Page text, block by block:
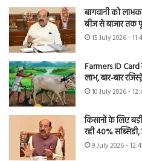
बागवानी को
बीज से बाजार तक
15 July 2026 -
Farmers ID Card
लाभ, बार-बार
10 July 2026 -
किसानों के लिए
रही 40%
9 July 2026 -